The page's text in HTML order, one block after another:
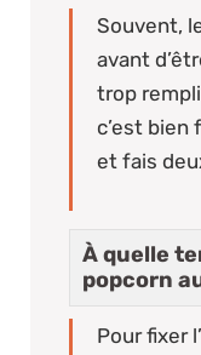
Souvent,
avant
trop
c’est bien
et fais
À quelle
popcorn
Pour fixer